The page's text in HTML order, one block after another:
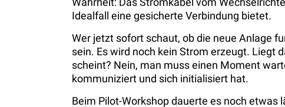
Idealfall eine gesicherte Verbindung bietet.
Wer jetzt sofort schaut, ob die neue Anlage
sein. Es wird noch kein Strom erzeugt. Liegt
scheint? Nein, man muss einen Moment
kommuniziert und sich initialisiert hat.
Beim Pilot-Workshop dauerte es noch etwas